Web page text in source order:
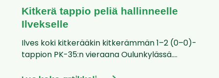
Kitkerä tappio peliä hallinneelle
Ilvekselle
Ilves koki kitkerääkin kitkerämmän 1–2 (0–0)-
tappion PK-35:n vieraana Oulunkylässä....